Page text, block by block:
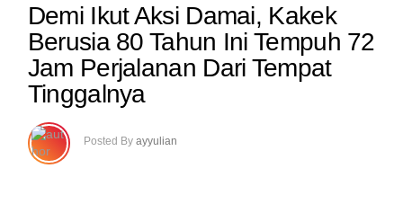
Demi Ikut Aksi Damai, Kakek
Berusia 80 Tahun Ini Tempuh 72
Jam Perjalanan Dari Tempat
Tinggalnya
Posted By ayyulian